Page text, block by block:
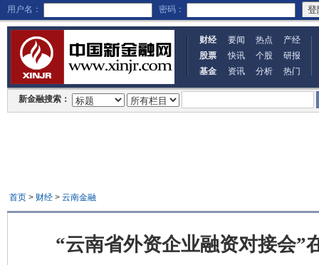
用户名： 密码：
财经 要闻 热点
产经
股票
快讯 个股
研报
基金
资讯 分析 热门
新金融搜索：
首页> 财经> 云南金融
“云南省外资企业融资对接会”